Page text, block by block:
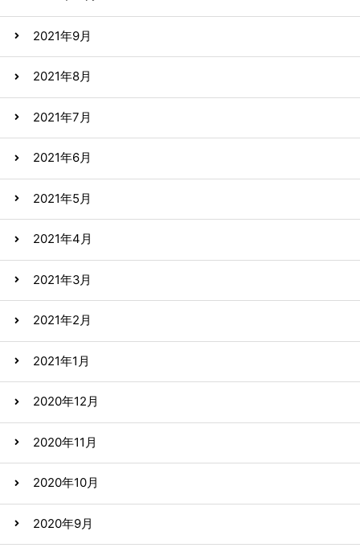
2021年9月
2021年8月
2021年7月
2021年6月
2021年5月
2021年4月
2021年3月
2021年2月
2021年1月
2020年12月
2020年11月
2020年10月
2020年9月